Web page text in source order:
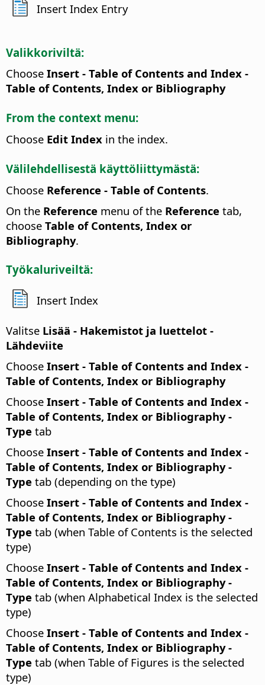
Insert Index Entry
Valikkoriviltä:
Choose Insert - Table of Contents and Index -
Table of Contents, Index or Bibliography
From the context menu:
Choose Edit Index in the index.
Välilehdellisestä käyttöliittymästä:
Choose Reference - Table of Contents.
On the Reference menu of the Reference tab,
choose Table of Contents, Index or
Bibliography.
Työkaluriveiltä:
Insert Index
Valitse Lisää - Hakemistot ja luettelot -
Lähdeviite
Choose Insert - Table of Contents and Index -
Table of Contents, Index or Bibliography
Choose Insert - Table of Contents and Index -
Table of Contents, Index or Bibliography -
Type tab
Choose Insert - Table of Contents and Index -
Table of Contents, Index or Bibliography -
Type tab (depending on the type)
Choose Insert - Table of Contents and Index -
Table of Contents, Index or Bibliography -
Type tab (when Table of Contents is the selected
type)
Choose Insert - Table of Contents and Index -
Table of Contents, Index or Bibliography -
Type tab (when Alphabetical Index is the selected
type)
Choose Insert - Table of Contents and Index -
Table of Contents, Index or Bibliography -
Type tab (when Table of Figures is the selected
type)